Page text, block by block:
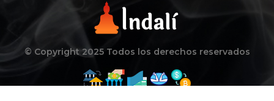
© Copyright 2025 Todos los derechos reservados